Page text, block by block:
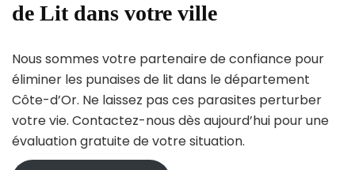
de Lit dans votre ville
Nous sommes votre partenaire de confiance pour
éliminer les punaises de lit dans le département
Côte-d’Or. Ne laissez pas ces parasites perturber
votre vie. Contactez-nous dès aujourd’hui pour une
évaluation gratuite de votre situation.